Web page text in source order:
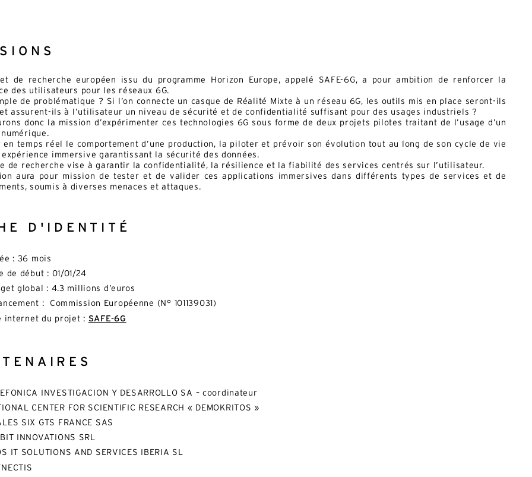
de recherche européen issu du programme Horizon Europe, appelé SAFE-6G, a pour ambition de renforcer la
des utilisateurs pour les réseaux 6G.
de problématique ? Si l’on connecte un casque de Réalité Mixte à un réseau 6G, les outils mis en place seront-ils
assurent-ils à l’utilisateur un niveau de sécurité et de confidentialité suffisant pour des usages industriels ?
donc la mission d’expérimenter ces technologies 6G sous forme de deux projets pilotes traitant de l’usage d’un
en temps réel le comportement d’une production, la piloter et prévoir son évolution tout au long de son cycle de vie
immersive garantissant la sécurité des données.
de recherche vise à garantir la confidentialité, la résilience et la fiabilité des services centrés sur l’utilisateur.
aura pour mission de tester et de valider ces applications immersives dans différents types de services et de
soumis à diverses menaces et attaques.
D'IDENTITÉ
: 36 mois
de début : 01/01/24
global : 4.3 millions d’euros
: Commission Européenne (N° 101139031)
internet du projet : SAFE-6G
INVESTIGACION Y DESARROLLO SA – coordinateur
CENTER FOR SCIENTIFIC RESEARCH « DEMOKRITOS »
SIX GTS FRANCE SAS
INNOVATIONS SRL
IT SOLUTIONS AND SERVICES IBERIA SL